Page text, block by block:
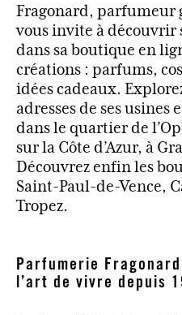
Fragonard, parfumeur
vous invite à découvrir
dans sa boutique en
créations : parfums,
idées cadeaux.
adresses de ses usines
dans le quartier de
sur la Côte d’Azur, à
Découvrez enfin les
Saint-Paul-de-Vence,
Tropez.
Parfumerie
l’art de vivre depuis